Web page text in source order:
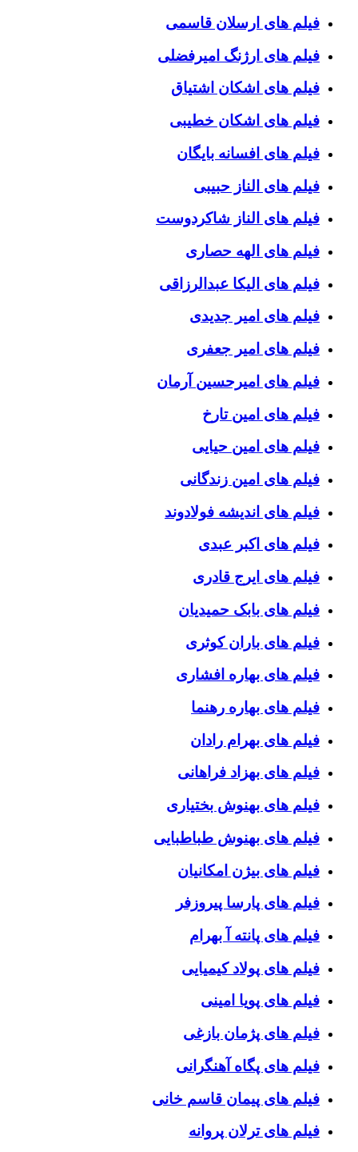
فیلم های ارسلان قاسمی
فیلم های ارژنگ امیرفضلی
فیلم های اشکان اشتیاق
فیلم های اشکان خطیبی
فیلم های افسانه بایگان
فیلم های الناز حبیبی
فیلم های الناز شاکردوست
فیلم های الهه حصاری
فیلم های الیکا عبدالرزاقی
فیلم های امیر جدیدی
فیلم های امیر جعفری
فیلم های امیرحسین آرمان
فیلم های امین تارخ
فیلم های امین حیایی
فیلم های امین زندگانی
فیلم های اندیشه فولادوند
فیلم های اکبر عبدی
فیلم های ایرج قادری
فیلم های بابک حمیدیان
فیلم های باران کوثری
فیلم های بهاره افشاری
فیلم های بهاره رهنما
فیلم های بهرام رادان
فیلم های بهزاد فراهانی
فیلم های بهنوش بختیاری
فیلم های بهنوش طباطبایی
فیلم های بیژن امکانیان
فیلم های پارسا پیروزفر
فیلم های پانته آ بهرام
فیلم های پولاد کیمیایی
فیلم های پویا امینی
فیلم های پژمان بازغی
فیلم های پگاه آهنگرانی
فیلم های پیمان قاسم خانی
فیلم های ترلان پروانه